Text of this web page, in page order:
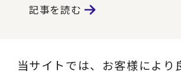
記事を読む
Instagram
当サイトでは、お客様により